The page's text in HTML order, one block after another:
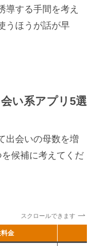
導する手間を考え
うほうが話が早
い系アプリ5選
出会いの母数を増
候補に考えてくだ
スクロールできます
金